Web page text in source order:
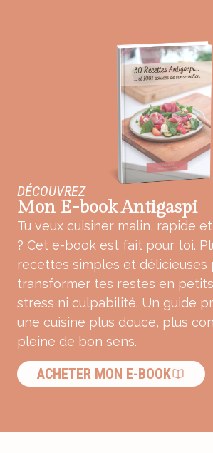
DÉCOUVREZ
Mon E-book Antigaspi
Tu veux cuisiner malin, rapide
? Cet e-book est fait pour toi.
recettes simples et délicieuses
transformer tes restes en
stress ni culpabilité. Un guide
une cuisine plus douce, plus
pleine de bon sens.
ACHETER MON E-BOOK